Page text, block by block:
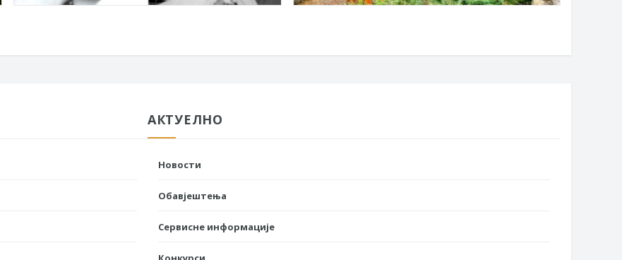
АКТУЕЛНО
Новости
Обавјештења
Сервисне информације